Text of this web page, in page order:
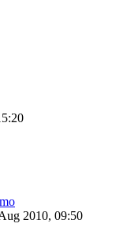
2010, 09:50